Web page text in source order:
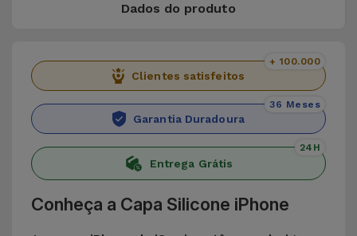
Dados do produto
Clientes satisfeitos
+ 100.000
Garantia Duradoura
36 Meses
Entrega Grátis
24H
Conheça a Capa Silicone iPhone